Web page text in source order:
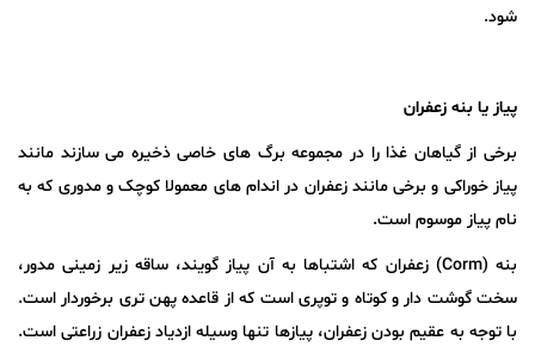
شود.
پیاز یا بنه زعفران
برخی از گیاهان غذا را در مجموعه برگ های خاصی ذخیره می سازند مانند
پیاز خوراکی و برخی مانند زعفران در اندام های معمولا کوچک و مدوری که به
نام پیاز موسوم است.
بنه (Corm) زعفران که اشتباها به آن پیاز گویند، ساقه زیر زمینی مدور،
سخت گوشت دار و کوتاه و توپری است که از قاعده پهن تری برخوردار است.
با توجه به عقیم بودن زعفران، پیازها تنها وسیله ازدیاد زعفران زراعتی است.